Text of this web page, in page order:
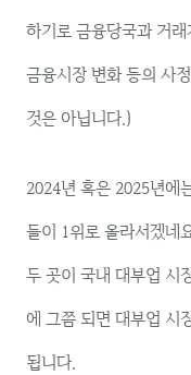
하기로 금융당국과 거
금융시장 변화 등의 사
것은 아닙니다.)
2024년 혹은 2025년에
들이 1위로 올라서겠네
두 곳이 국내 대부업 시
에 그쯤 되면 대부업 시
됩니다.